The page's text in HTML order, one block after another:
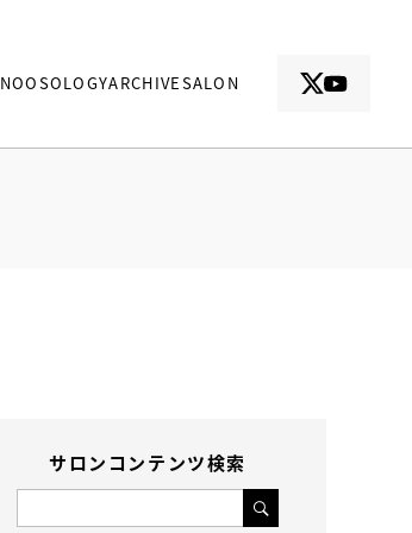
NOOSOLOGYARCHIVESALON
サロンコンテンツ検索